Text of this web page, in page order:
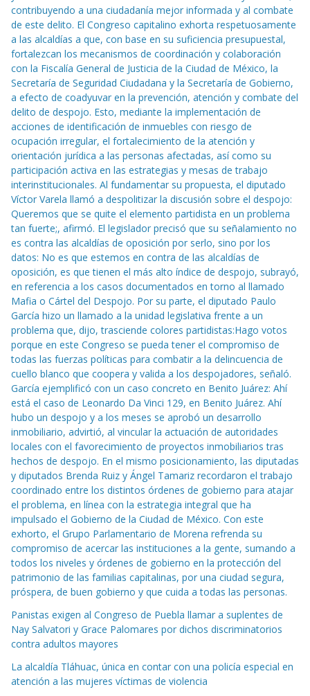
contribuyendo a una ciudadanía mejor informada y al combate
de este delito. El Congreso capitalino exhorta respetuosamente
a las alcaldías a que, con base en su suficiencia presupuestal,
fortalezcan los mecanismos de coordinación y colaboración
con la Fiscalía General de Justicia de la Ciudad de México, la
Secretaría de Seguridad Ciudadana y la Secretaría de Gobierno,
a efecto de coadyuvar en la prevención, atención y combate del
delito de despojo. Esto, mediante la implementación de
acciones de identificación de inmuebles con riesgo de
ocupación irregular, el fortalecimiento de la atención y
orientación jurídica a las personas afectadas, así como su
participación activa en las estrategias y mesas de trabajo
interinstitucionales. Al fundamentar su propuesta, el diputado
Víctor Varela llamó a despolitizar la discusión sobre el despojo:
Queremos que se quite el elemento partidista en un problema
tan fuerte;, afirmó. El legislador precisó que su señalamiento no
es contra las alcaldías de oposición por serlo, sino por los
datos: No es que estemos en contra de las alcaldías de
oposición, es que tienen el más alto índice de despojo, subrayó,
en referencia a los casos documentados en torno al llamado
Mafia o Cártel del Despojo. Por su parte, el diputado Paulo
García hizo un llamado a la unidad legislativa frente a un
problema que, dijo, trasciende colores partidistas:Hago votos
porque en este Congreso se pueda tener el compromiso de
todas las fuerzas políticas para combatir a la delincuencia de
cuello blanco que coopera y valida a los despojadores, señaló.
García ejemplificó con un caso concreto en Benito Juárez: Ahí
está el caso de Leonardo Da Vinci 129, en Benito Juárez. Ahí
hubo un despojo y a los meses se aprobó un desarrollo
inmobiliario, advirtió, al vincular la actuación de autoridades
locales con el favorecimiento de proyectos inmobiliarios tras
hechos de despojo. En el mismo posicionamiento, las diputadas
y diputados Brenda Ruiz y Ángel Tamariz recordaron el trabajo
coordinado entre los distintos órdenes de gobierno para atajar
el problema, en línea con la estrategia integral que ha
impulsado el Gobierno de la Ciudad de México. Con este
exhorto, el Grupo Parlamentario de Morena refrenda su
compromiso de acercar las instituciones a la gente, sumando a
todos los niveles y órdenes de gobierno en la protección del
patrimonio de las familias capitalinas, por una ciudad segura,
próspera, de buen gobierno y que cuida a todas las personas.
Panistas exigen al Congreso de Puebla llamar a suplentes de
Nay Salvatori y Grace Palomares por dichos discriminatorios
contra adultos mayores
La alcaldía Tláhuac, única en contar con una policía especial en
atención a las mujeres víctimas de violencia